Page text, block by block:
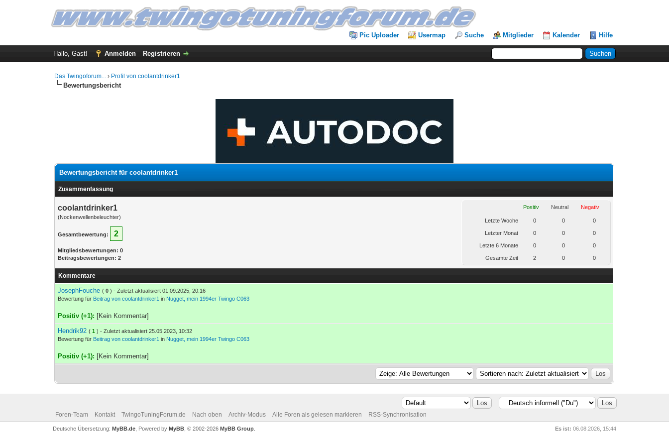
Pic Uploader Usermap Suche Mitglieder Kalender Hilfe
Hallo, Gast! Anmelden Registrieren
Das Twingoforum... › Profil von coolantdrinker1
Bewertungsbericht
Bewertungsbericht für coolantdrinker1
Zusammenfassung
coolantdrinker1
(Nockenwellenbeleuchter)
Gesamtbewertung: 2
Mitgliedsbewertungen: 0
Beitragsbewertungen: 2
Positiv Neutral Negativ
Letzte Woche 0 0 0
Letzter Monat 0 0 0
Letzte 6 Monate 0 0 0
Gesamte Zeit 2 0 0
Kommentare
JosephFouche (0 ) - Zuletzt aktualisiert 01.09.2025, 20:16
Bewertung für Beitrag von coolantdrinker1 in Nugget, mein 1994er Twingo C063
Positiv (+1): [Kein Kommentar]
Hendrik92 (1 ) - Zuletzt aktualisiert 25.05.2023, 10:32
Bewertung für Beitrag von coolantdrinker1 in Nugget, mein 1994er Twingo C063
Positiv (+1): [Kein Kommentar]
Foren-Team Kontakt TwingoTuningForum.de Nach oben Archiv-Modus Alle Foren als gelesen markieren RSS-Synchronisation
Es ist: 06.08.2026, 15:44
Deutsche Übersetzung: MyBB.de, Powered by MyBB, © 2002-2026 MyBB Group.